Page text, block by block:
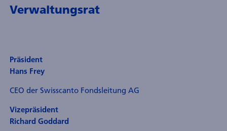
Verwaltungsrat
Präsident
Hans Frey
CEO der Swisscanto Fondsleitung AG
Vizepräsident
Richard Goddard